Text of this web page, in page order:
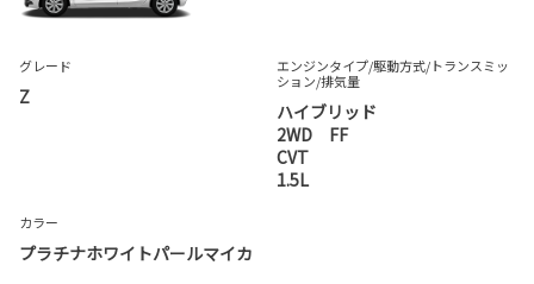
グレード
Z
エンジンタイプ/駆動方式/トランスミッ
ション/排気量
ハイブリッド
2WD FF
CVT
1.5L
カラー
プラチナホワイトパールマイカ